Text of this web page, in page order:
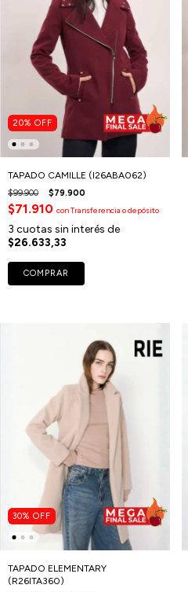
20% OFF
TAPADO CAMILLE (I26ABA062)
$99.900 $79.900
$71.910 conTransferencia o depósito
3 cuotas sin interés de
$26.633,33
COMPRAR
30% OFF
TAPADO ELEMENTARY
(R26ITA360)